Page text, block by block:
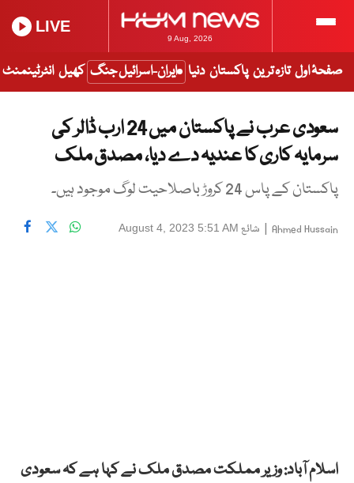
9 Aug, 2026
LIVE
صفحۂ اول تازہ ترین پاکستان دنیا ایران-اسرائیل جنگ کھیل انٹرٹینمنٹ
سعودی عرب نے پاکستان میں 24 ارب ڈالر کی
سرمایہ کاری کا عندیہ دے دیا، مصدق ملک
پاکستان کے پاس 24 کروڑ باصلاحیت لوگ موجود ہیں۔
Ahmed Hussain
| شائع August 4, 2023 5:51 AM
اسلام آباد: وزیر مملکت مصدق ملک نے کہا ہے کہ سعودی